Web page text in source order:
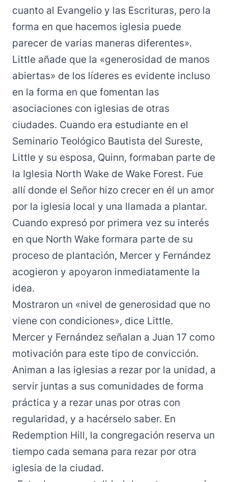
cuanto al Evangelio y las Escrituras, pero la
forma en que hacemos iglesia puede
parecer de varias maneras diferentes».
Little añade que la «generosidad de manos
abiertas» de los líderes es evidente incluso
en la forma en que fomentan las
asociaciones con iglesias de otras
ciudades. Cuando era estudiante en el
Seminario Teológico Bautista del Sureste,
Little y su esposa, Quinn, formaban parte de
la Iglesia North Wake de Wake Forest. Fue
allí donde el Señor hizo crecer en él un amor
por la iglesia local y una llamada a plantar.
Cuando expresó por primera vez su interés
en que North Wake formara parte de su
proceso de plantación, Mercer y Fernández
acogieron y apoyaron inmediatamente la
idea.
Mostraron un «nivel de generosidad que no
viene con condiciones», dice Little.
Mercer y Fernández señalan a Juan 17 como
motivación para este tipo de convicción.
Animan a las iglesias a rezar por la unidad, a
servir juntas a sus comunidades de forma
práctica y a rezar unas por otras con
regularidad, y a hacérselo saber. En
Redemption Hill, la congregación reserva un
tiempo cada semana para rezar por otra
iglesia de la ciudad.